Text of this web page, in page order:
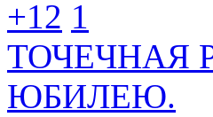
+12 1
ТОЧЕЧНАЯ
ЮБИЛЕЮ.